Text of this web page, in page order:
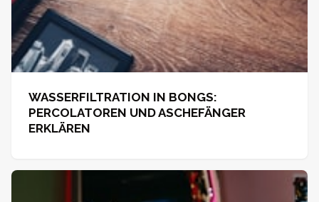
WASSERFILTRATION IN BONGS:
PERCOLATOREN UND ASCHEFÄNGER
ERKLÄREN